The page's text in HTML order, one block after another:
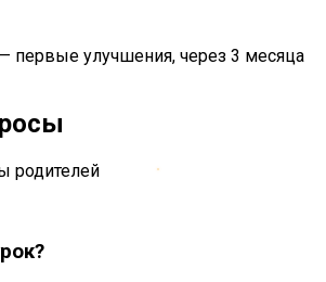
первые улучшения, через 3 месяца
родителей